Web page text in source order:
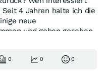
4 Jahren halte ich die
neue
und gehen gesehen.
für Politik. Nur für
0 0 0